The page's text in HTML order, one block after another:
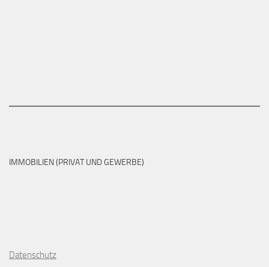
IMMOBILIEN (PRIVAT UND GEWERBE)
Datenschutz